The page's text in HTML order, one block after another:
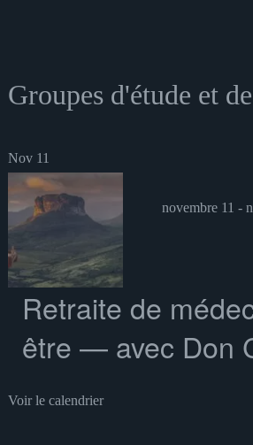
Groupes d'étude et
Nov 11
novembre 11 -
Retraite de
être — avec Don
Voir le calendrier